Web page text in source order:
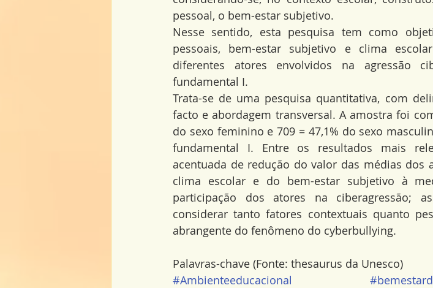
pessoal, o bem-estar subjetivo.
Nesse sentido, esta pesquisa tem como
pessoais, bem-estar subjetivo e clima
diferentes atores envolvidos na agressão
fundamental I.
Trata-se de uma pesquisa quantitativa, com
facto e abordagem transversal. A amostra foi
do sexo feminino e 709 = 47,1% do sexo
fundamental I. Entre os resultados mais
acentuada de redução do valor das médias dos
clima escolar e do bem-estar subjetivo à
participação dos atores na ciberagressão;
considerar tanto fatores contextuais quanto
abrangente do fenômeno do cyberbullying.
Palavras-chave (Fonte: thesaurus da Unesco)
#Ambienteeducacional